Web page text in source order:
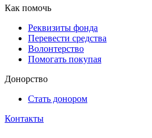
Как помочь
Реквизиты фонда
Перевести средства
Волонтерство
Помогать покупая
Донорство
Стать донором
Контакты